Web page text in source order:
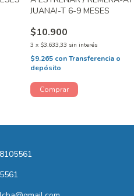
JUANA!-T 6-9 MESES
$10.900
3 x $3.633,33 sin interés
$9.265 conTransferencia o
depósito